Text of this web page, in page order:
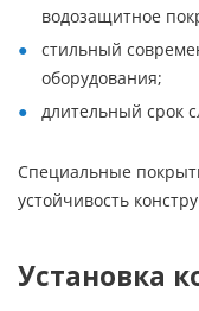
водозащитное
стильный
оборудования;
длительный срок
Специальные
устойчивость
Установка